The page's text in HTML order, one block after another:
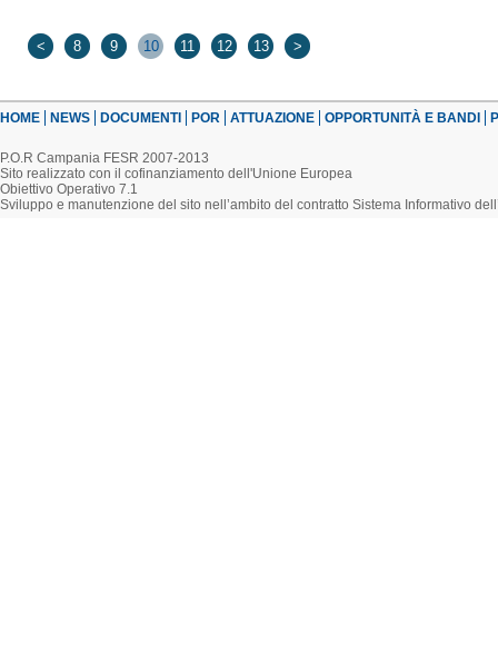
< 8 9 10 11 12 13 >
HOME NEWS DOCUMENTI POR ATTUAZIONE OPPORTUNITÀ E BANDI
P.O.R Campania FESR 2007-2013
Sito realizzato con il cofinanziamento dell'Unione Europea
Obiettivo Operativo 7.1
Sviluppo e manutenzione del sito nell’ambito del contratto Sistema Informativo